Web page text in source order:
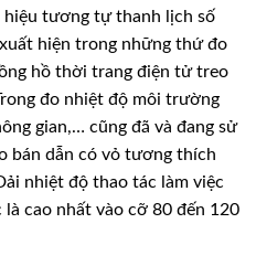
hiệu tương tự thanh lịch số
hiện trong những thứ đo
hồ thời trang điện tử treo
đo nhiệt độ môi trường
gian,… cũng đã và đang sử
bán dẫn có vỏ tương thích
nhiệt độ thao tác làm việc
cao nhất vào cỡ 80 đến 120